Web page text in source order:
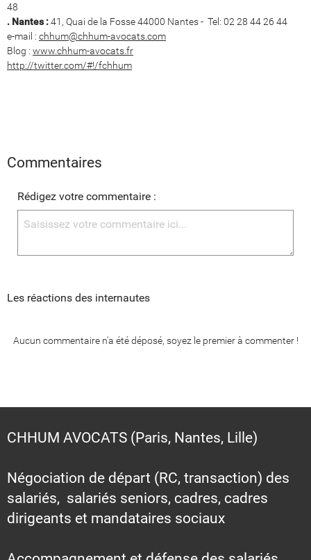
48
. Nantes :41, Quai de la Fosse 44000 Nantes - Tel: 02 28 44 26 44
e-mail : chhum@chhum-avocats.com
Blog : www.chhum-avocats.fr
http://twitter.com/#!/fchhum
Commentaires
Rédigez votre commentaire :
Les réactions des internautes
Aucun commentaire n'a été déposé, soyez le premier à commenter !
CHHUM AVOCATS (Paris, Nantes, Lille)
Négociation de départ (RC, transaction) des
salariés, salariés seniors, cadres, cadres
dirigeants et mandataires sociaux